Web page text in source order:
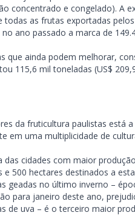
concentrado e congelado). A
as frutas exportadas
ano passado a marca de
que ainda podem melhorar,
115,6 mil toneladas (US$
da fruticultura paulistas está
em uma multiplicidade de
cidades com maior
500 hectares destinados a
geadas no último inverno –
para janeiro deste ano,
de uva – é o terceiro maior